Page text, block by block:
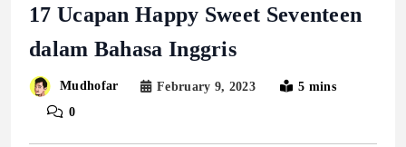
17 Ucapan Happy Sweet Seventeen
dalam Bahasa Inggris
Mudhofar February 9, 2023
5 mins
0